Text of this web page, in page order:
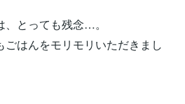
とっても残念…。
ごはんをモリモリいただきまし